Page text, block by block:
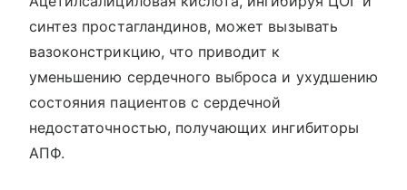
синтез простагландинов, может вызывать
вазоконстрикцию, что приводит к
уменьшению сердечного выброса и ухудшению
состояния пациентов с сердечной
недостаточностью, получающих ингибиторы
АПФ.